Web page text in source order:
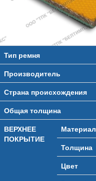
Тип ремня
Производитель
Страна происхождения
Общая толщина
ВЕРХНЕЕ
ПОКРЫТИЕ
Материал
Толщина
Цвет